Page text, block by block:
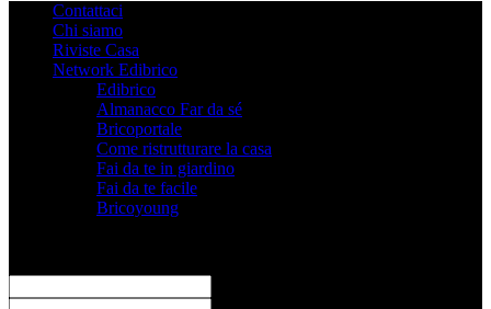
Contattaci
Chi siamo
Riviste Casa
Network Edibrico
Edibrico
Almanacco Far da sé
Bricoportale
Come ristrutturare la casa
Fai da te in giardino
Fai da te facile
Bricoyoung